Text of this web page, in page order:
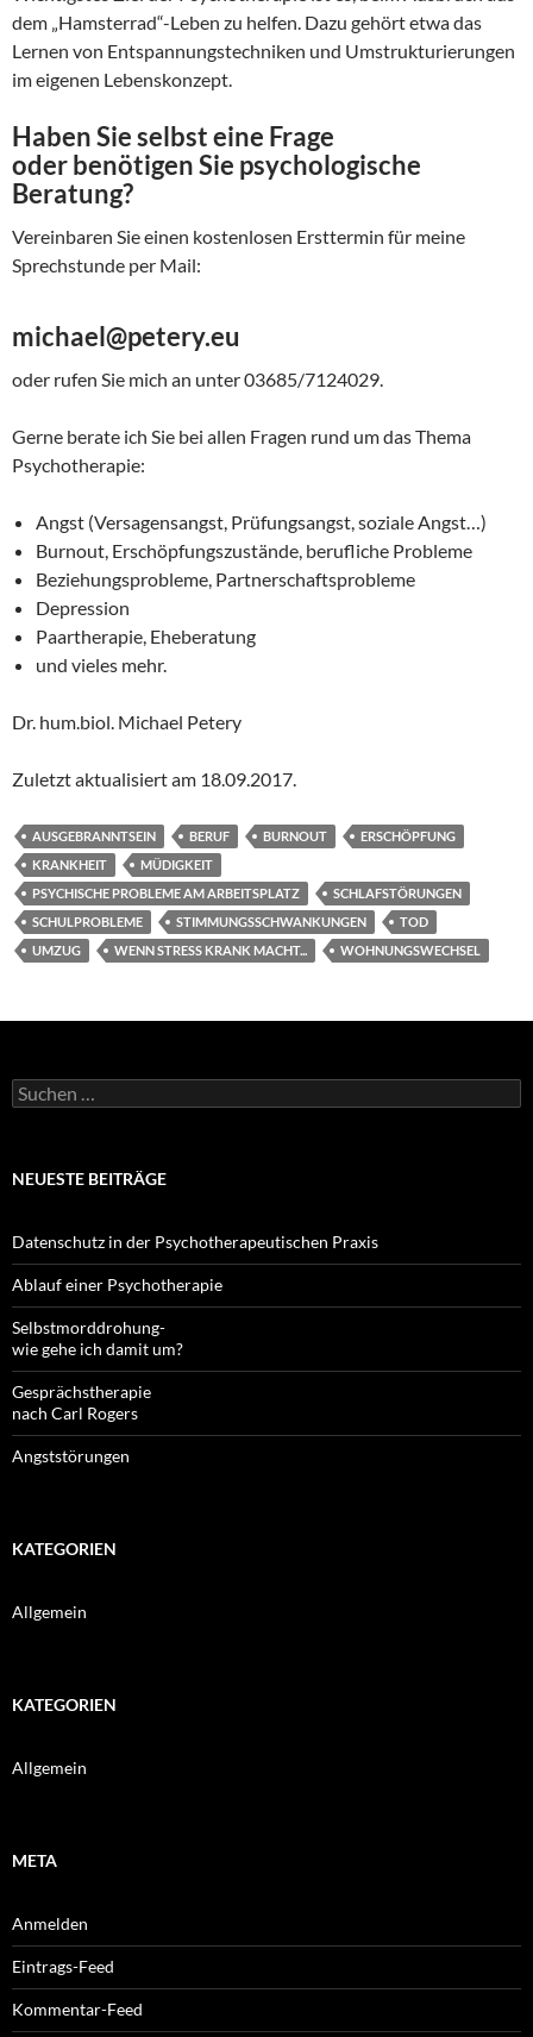
dem „Hamsterrad“-Leben zu helfen. Dazu gehört etwa das
Lernen von Entspannungstechniken und Umstrukturierungen
im eigenen Lebenskonzept.
Haben Sie selbst eine Frage
oder benötigen Sie psychologische
Beratung?
Vereinbaren Sie einen kostenlosen Ersttermin für meine
Sprechstunde per Mail:
michael@petery.eu
oder rufen Sie mich an unter 03685/7124029.
Gerne berate ich Sie bei allen Fragen rund um das Thema
Psychotherapie:
Angst (Versagensangst, Prüfungsangst, soziale Angst…)
Burnout, Erschöpfungszustände, berufliche Probleme
Beziehungsprobleme, Partnerschaftsprobleme
Depression
Paartherapie, Eheberatung
und vieles mehr.
Dr. hum.biol. Michael Petery
Zuletzt aktualisiert am 18.09.2017.
AUSGEBRANNTSEIN BERUF BURNOUT
ERSCHÖPFUNG
KRANKHEIT
MÜDIGKEIT
PSYCHISCHE PROBLEME AM ARBEITSPLATZ
SCHLAFSTÖRUNGEN
SCHULPROBLEME
STIMMUNGSSCHWANKUNGEN
TOD
UMZUG
WENN STRESS KRANK MACHT... WOHNUNGSWECHSEL
Suchen
nach:
NEUESTE BEITRÄGE
Datenschutz in der Psychotherapeutischen Praxis
Ablauf einer Psychotherapie
Selbstmorddrohung-
wie gehe ich damit um?
Gesprächstherapie
nach Carl Rogers
Angststörungen
KATEGORIEN
Allgemein
KATEGORIEN
Allgemein
META
Anmelden
Eintrags-Feed
Kommentar-Feed